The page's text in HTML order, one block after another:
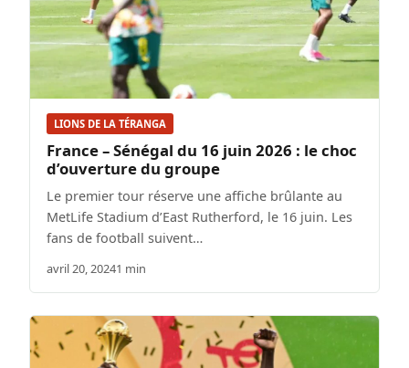
LIONS DE LA TÉRANGA
France – Sénégal du 16 juin 2026 : le choc
d’ouverture du groupe
Le premier tour réserve une affiche brûlante au
MetLife Stadium d’East Rutherford, le 16 juin. Les
fans de football suivent…
avril 20, 20241 min